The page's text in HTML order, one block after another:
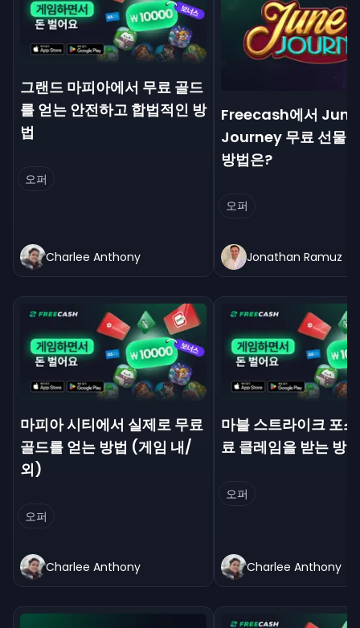
그랜드 마피아에서 무료 골드
를 얻는 안전하고 합법적인 방
법
오퍼
Charlee Anthony
Freecash에서
Journey 무료 선물
방법은?
오퍼
Jonathan Ramuz
마피아 시티에서 실제로 무료
골드를 얻는 방법 (게임 내/
외)
오퍼
Charlee Anthony
마블 스트라이크 포
료 클레임을 받는 방법
오퍼
Charlee Anthony